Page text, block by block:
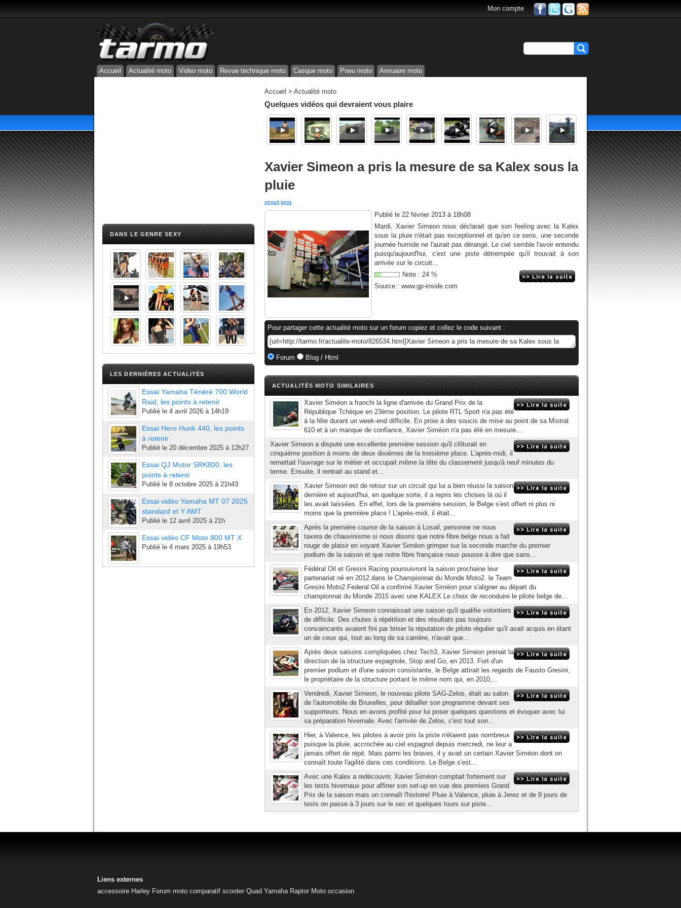
Mon compte
Accueil Actualité moto Video moto Revue technique moto Casque moto Pneu moto Annuaire moto
DANS LE GENRE SEXY
LES DERNIÈRES ACTUALITÉS
Essai Yamaha Ténéré 700 World
Raid, les points à retenir
Publié le 4 avril 2026 à 14h19
Essai Hero Hunk 440, les points
à retenir
Publié le 20 décembre 2025 à 12h27
Essai QJ Motor SRK800, les
points à retenir
Publié le 8 octobre 2025 à 21h43
Essai vidéo Yamaha MT 07 2025
standard et Y AMT
Publié le 12 avril 2025 à 21h
Essai vidéo CF Moto 800 MT X
Publié le 4 mars 2025 à 19h53
Accueil > Actualité moto
Quelques vidéos qui devraient vous plaire
Xavier Simeon a pris la mesure de sa Kalex sous la
pluie
circuit jerez
Publié le 22 février 2013 à 18h08
Mardi, Xavier Simeon nous déclarait que son feeling avec la Kalex
sous la pluie n'était pas exceptionnel et qu'en ce sens, une seconde
journée humide ne l'aurait pas dérangé. Le ciel semble l'avoir entendu
puisqu'aujourd'hui, c'est une piste détrempée qu'il trouvait à son
arrivée sur le circuit...
Note : 24 %
Source : www.gp-inside.com
Pour partager cette actualité moto sur un forum copiez et collez le code suivant :
Forum Blog / Html
ACTUALITÉS MOTO SIMILAIRES
Xavier Siméon a franchi la ligne d'arrivée du Grand Prix de la
République Tchèque en 23ème position. Le pilote RTL Sport n'a pas été
à la fête durant un week-end difficile. En proie à des soucis de mise au point de sa Mistral
610 et à un manque de confiance, Xavier Siméon n'a pas été en mesure...
Xavier Simeon a disputé une excellente première session qu'il clôturait en
cinquième position à moins de deux dixièmes de la troisième place. L'après-midi, il
remettait l'ouvrage sur le métier et occupait même la tête du classement jusqu'à neuf minutes du
terme. Ensuite, il rentrait au stand et...
Xavier Simeon est de retour sur un circuit qui lui a bien réussi la saison
dernière et aujourd'hui, en quelque sorte, il a repris les choses là où il
les avait laissées. En effet, lors de la première session, le Belge s'est offert ni plus ni
moins que la première place ! L'après-midi, il était...
Après la première course de la saison à Losail, personne ne nous
taxera de chauvinisme si nous disons que notre fibre belge nous a fait
rougir de plaisir en voyant Xavier Siméon grimper sur la seconde marche du premier
podium de la saison et que notre fibre française nous pousse à dire que sans...
Fédéral Oil et Gresini Racing poursuivront la saison prochaine leur
partenariat né en 2012 dans le Championnat du Monde Moto2. le Team
Gresini Moto2 Federal Oil a confirmé Xavier Siméon pour s'aligner au départ du
championnat du Monde 2015 avec une KALEX.Le choix de reconduire le pilote belge de...
En 2012, Xavier Simeon connaissait une saison qu'il qualifie volontiers
de difficile. Des chutes à répétition et des résultats pas toujours
convaincants avaient fini par briser la réputation de pilote régulier qu'il avait acquis en étant
un de ceux qui, tout au long de sa carrière, n'avait que...
Après deux saisons compliquées chez Tech3, Xavier Simeon prenait la
direction de la structure espagnole, Stop and Go, en 2013. Fort d'un
premier podium et d'une saison consistante, le Belge attirait les regards de Fausto Gresini,
le propriétaire de la structure portant le même nom qui, en 2010,...
Vendredi, Xavier Simeon, le nouveau pilote SAG-Zelos, était au salon
de l'automobile de Bruxelles, pour détailler son programme devant ses
supporteurs. Nous en avons profité pour lui poser quelques questions et évoquer avec lui
sa préparation hivernale. Avec l'arrivée de Zelos, c'est tout son...
Hier, à Valence, les pilotes à avoir pris la piste n'étaient pas nombreux
puisque la pluie, accrochée au ciel espagnol depuis mercredi, ne leur a
jamais offert de répit. Mais parmi les braves, il y avait un certain Xavier Siméon dont on
connaît toute l'agilité dans ces conditions. Le Belge s'est...
Avec une Kalex a redécouvrir, Xavier Siméon comptait fortement sur
les tests hivernaux pour affiner son set-up en vue des premiers Grand
Prix de la saison mais on connaît l'histoire! Pluie à Valence, pluie à Jerez et de 9 jours de
tests on passe à 3 jours sur le sec et quelques tours sur piste...
Liens externes
accessoire Harley Forum moto comparatif scooter Quad Yamaha Raptor Moto occasion